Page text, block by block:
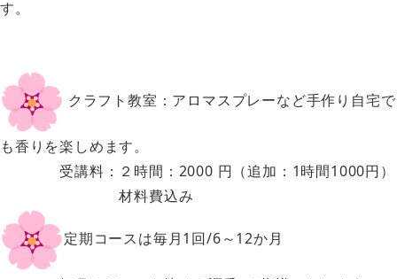
す。
クラフト教室：アロマスプレーなど手作り自宅で
も香りを楽しめます。
受講料：２時間：2000 円（追加：1時間1000円）
材料費込み
定期コースは毎月1回/6～12か月